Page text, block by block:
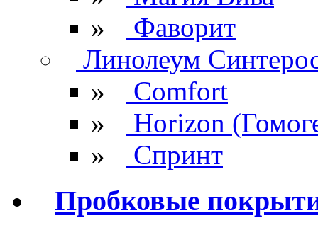
»
Фаворит
Линолеум
»
Comfort
»
Horizon
»
Спринт
Пробковые